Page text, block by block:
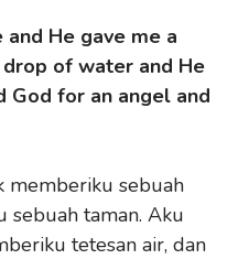
He gave me a
of water and He
God for an angel and
memberiku sebuah
sebuah taman. Aku
tetesan air, dan